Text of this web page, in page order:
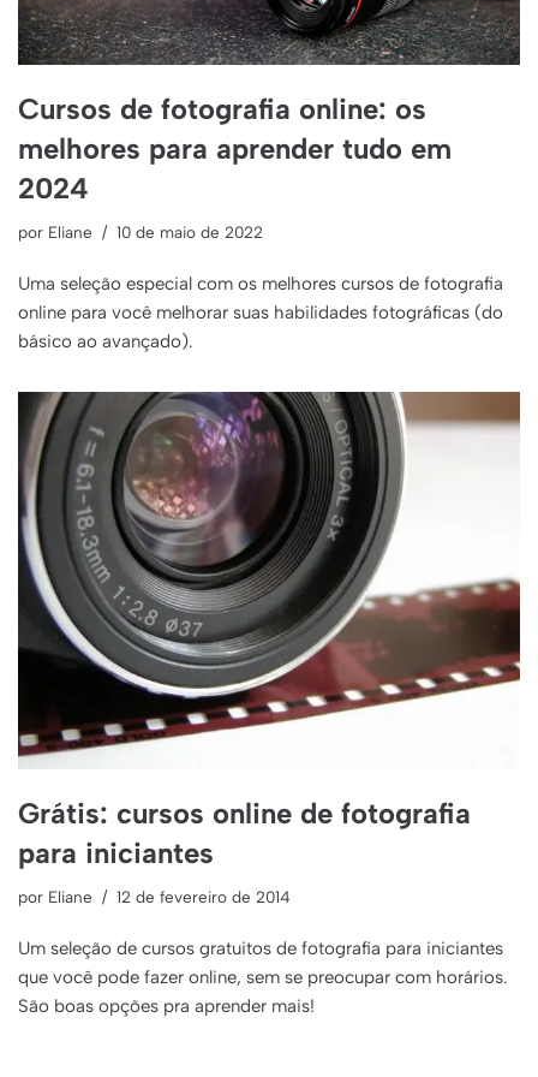
Cursos de fotografia online: os
melhores para aprender tudo em
2024
por Eliane 10 de maio de 2022
Uma seleção especial com os melhores cursos de fotografia
online para você melhorar suas habilidades fotográficas (do
básico ao avançado).
Grátis: cursos online de fotografia
para iniciantes
por Eliane 12 de fevereiro de 2014
Um seleção de cursos gratuitos de fotografia para iniciantes
que você pode fazer online, sem se preocupar com horários.
São boas opções pra aprender mais!